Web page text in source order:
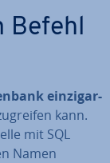
Befehl
ein­zig­ar­
kann.
mit SQL
Namen